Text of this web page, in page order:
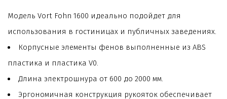
Модель Vort Fohn 1600 идеально подойдет для
использования в гостиницах и публичных заведениях.
Корпусные элементы фенов выполненные из ABS
пластика и пластика V0.
Длина электрошнура от 600 до 2000 мм.
Эргономичная конструкция рукояток обеспечивает